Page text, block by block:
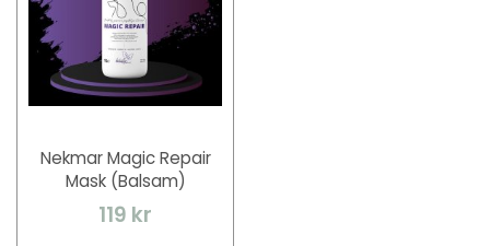
Nekmar Magic Repair
Mask (Balsam)
119 kr